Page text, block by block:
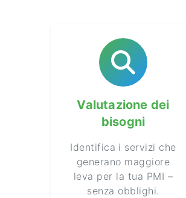
Valutazione dei
bisogni
Identifica i servizi che
generano maggiore
leva per la tua PMI –
senza obblighi.